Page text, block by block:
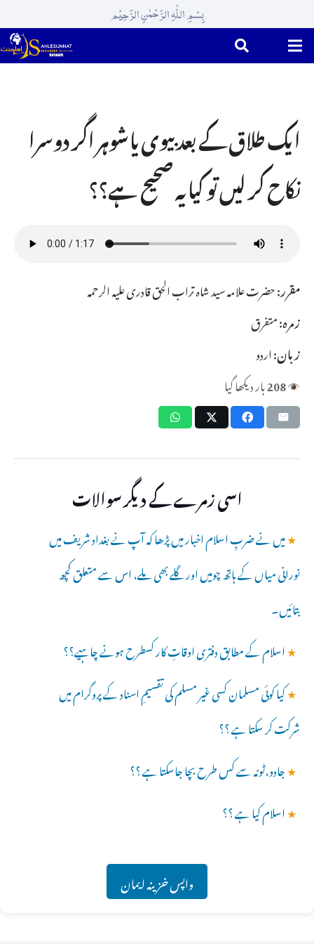
بِسْمِ اللّٰہِ الرَّحْمٰنِ الرَّحِیْم
ایک طلاق کے بعد بیوی یا شوہر اگر دوسرا
نکاح کر لیں تو کیا یہ صحیح ہے؟؟
مقرر:حضرت علامہ سید شاہ تراب الحق قادری علیہ الرحمہ
زمرہ:متفرق
زبان:اردو
208بار دیکھا گیا
اسی زمرے کے دیگر سوالات
★میں نے ضربِ اسلام اخبار میں پڑھا کہ آپ نے بغداد شریف میں
نورانی میاں کے ہاتھ چومیں اور گلے بھی ملے، اس سے متعلق کچھ
بتائیں۔
★اسلام کے مطابق دفتری اوقاتِ کار کسطرح ہونے چاہیے؟؟
★کیا کوئی مسلمان کسی غیر مسلم کی تقسیمِ اسناد کے پروگرام میں
شرکت کر سکتا ہے ؟؟
★جادو،ٹونہ سے کس طرح بچا جاسکتا ہے ؟؟
★اسلام کیا ہے ؟؟
واپس خزینہ ایمان